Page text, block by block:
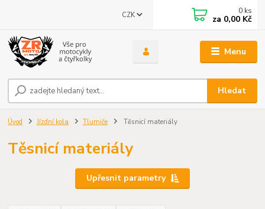
Menu
CZK
Hledat
0 ks
za 0,00 Kč
Úvod Jízdní kola Tlumiče Těsnicí materiály
Těsnicí materiály
Upřesnit parametry